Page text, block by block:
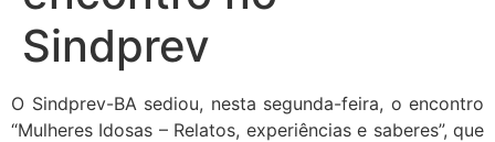
Sindprev
O Sindprev-BA sediou, nesta segunda-feira, o encontro
“Mulheres Idosas – Relatos, experiências e saberes”, que